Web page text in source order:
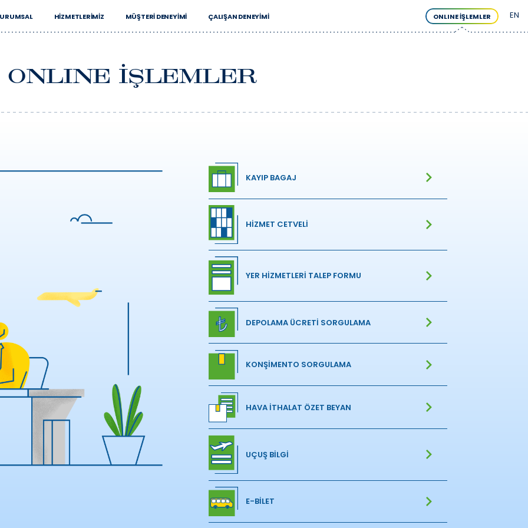
HIZMETLERIMIZ MÜŞTERI DENEYIMI ÇALIŞAN DENEYIMI ONLINE İŞLEMLER EN
ONLINE İŞLEMLER
KAYIP BAGAJ
HİZMET CETVELİ
YER HİZMETLERİ TALEP FORMU
DEPOLAMA ÜCRETİ SORGULAMA
KONŞİMENTO SORGULAMA
HAVA İTHALAT ÖZET BEYAN
UÇUŞ BİLGİ
E-BİLET